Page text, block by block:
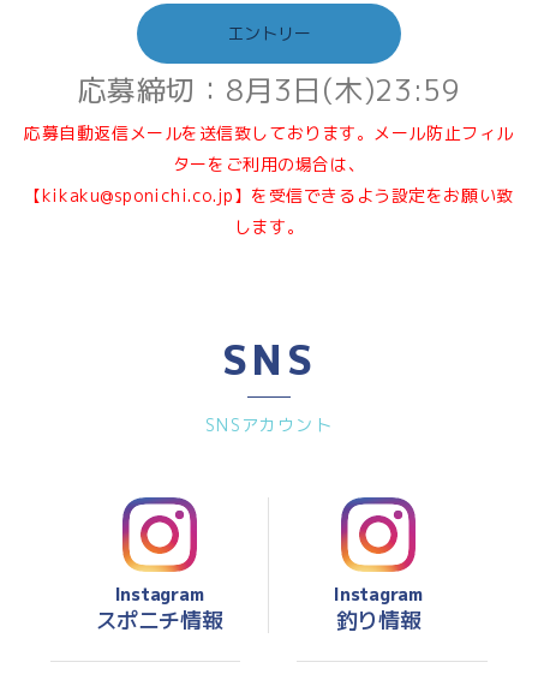
エントリー
応募締切：8月3日(木)23:59
応募自動返信メールを送信致しております。メール防止フィル
ターをご利用の場合は、
【kikaku@sponichi.co.jp】を受信できるよう設定をお願い致
します。
SNS
SNSアカウント
Instagram
スポニチ情報
Instagram
釣り情報